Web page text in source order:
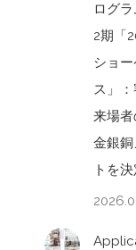
ログラ
2期「
ショ
ス」：
来場
金銀銅
トを